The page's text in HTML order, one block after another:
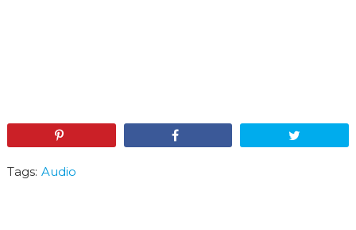
Tags: Audio